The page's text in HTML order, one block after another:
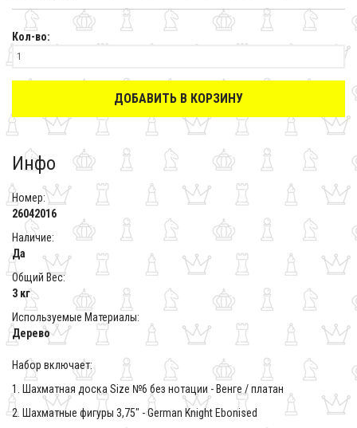
Кол-во:
ДОБАВИТЬ В КОРЗИНУ
Инфо
Номер:
26042016
Наличие:
Да
Общий Вес:
3 кг
Используемые Материалы:
Дерево
Набор включает:
1. Шахматная доска Size №6 без нотации - Венге / платан
2. Шахматные фигуры 3,75" - German Knight Ebonised